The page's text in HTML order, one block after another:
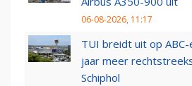
06-08-2026, 11:17
TUI breidt uit op ABC-
jaar meer
Schiphol